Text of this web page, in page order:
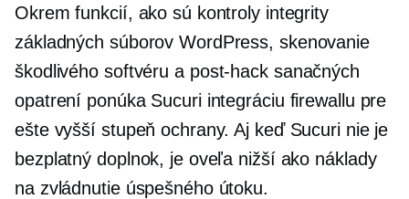
Okrem funkcií, ako sú kontroly integrity
základných súborov WordPress, skenovanie
škodlivého softvéru a post-hacksanačných
opatrení ponúka Sucuri integráciu firewallu pre
ešte vyšší stupeň ochrany. Aj keď Sucuri nie je
bezplatný doplnok, je oveľa nižší ako náklady
na zvládnutie úspešného útoku.